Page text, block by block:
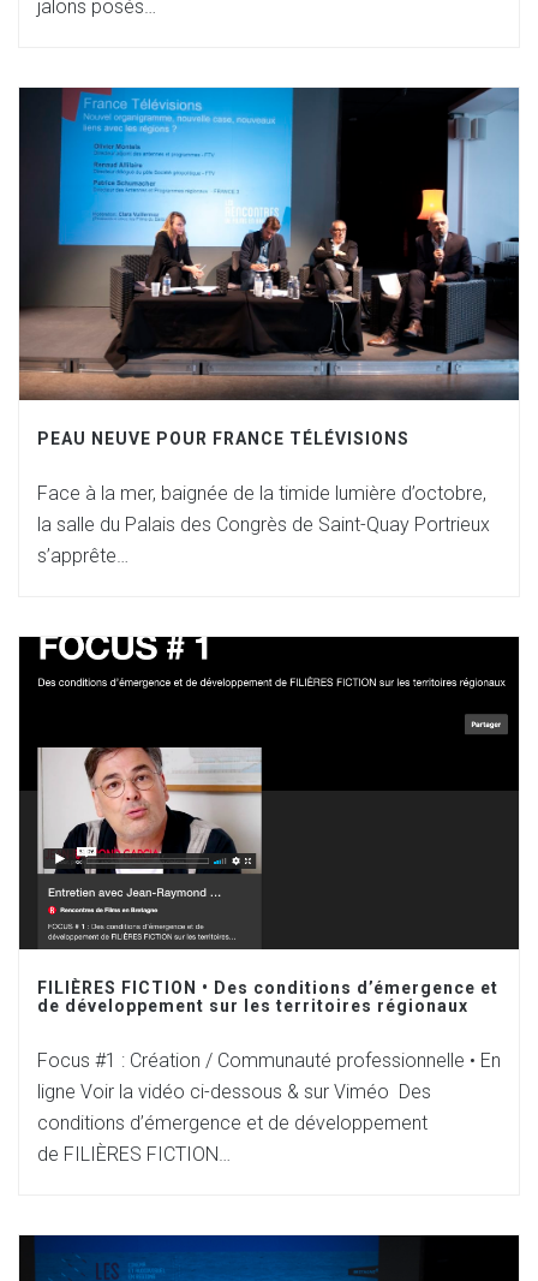
jalons posés…
PEAU NEUVE POUR FRANCE TÉLÉVISIONS
Face à la mer, baignée de la timide lumière d’octobre,
la salle du Palais des Congrès de Saint-Quay Portrieux
s’apprête…
FILIÈRES FICTION • Des conditions d’émergence et
de développement sur les territoires régionaux
Focus #1 : Création / Communauté professionnelle • En
ligne Voir la vidéo ci-dessous & sur Viméo Des
conditions d’émergence et de développement
de FILIÈRES FICTION…